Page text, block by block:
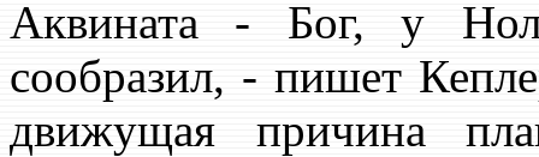
Аквината - Бог, у
сообразил, - пишет
движущая причина